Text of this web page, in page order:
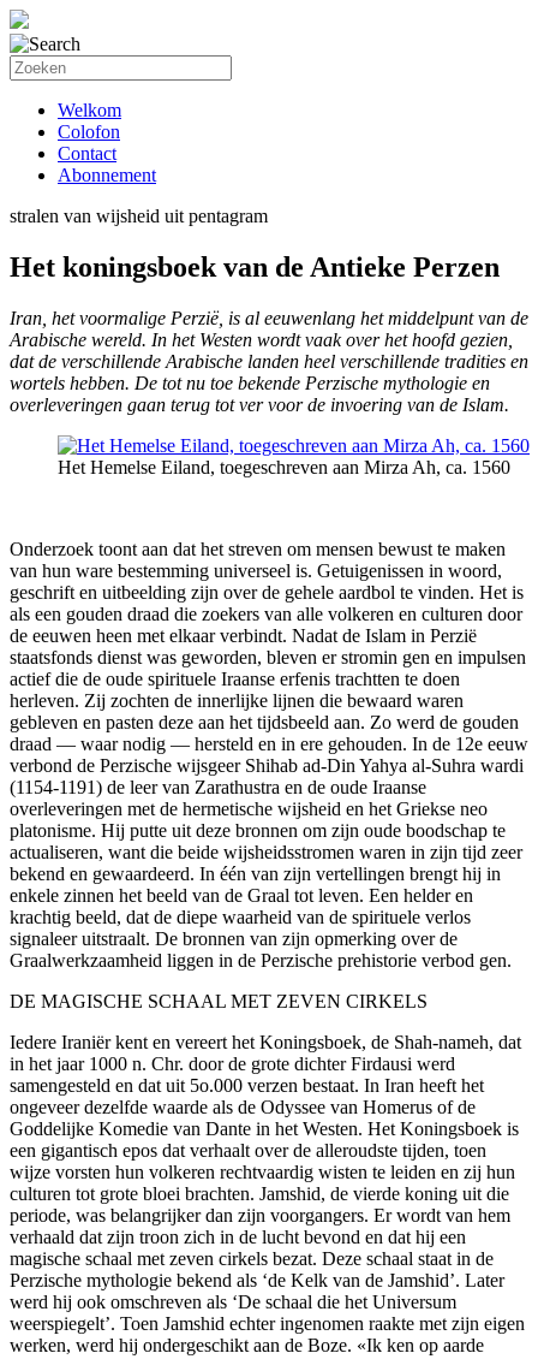
Welkom
Colofon
Contact
Abonnement
stralen van wijsheid uit pentagram
Het koningsboek van de Antieke Perzen
Iran, het voormalige Perzië, is al eeuwenlang het middelpunt van de
Arabische wereld. In het Westen wordt vaak over het hoofd gezien,
dat de verschillende Arabische landen heel verschillende tradities en
wortels hebben. De tot nu toe bekende Perzische mythologie en
overleveringen gaan terug tot ver voor de invoering van de Islam.
Het Hemelse Eiland, toegeschreven aan Mirza Ah, ca. 1560
Onderzoek toont aan dat het streven om mensen bewust te maken
van hun ware bestemming universeel is. Getuigenissen in woord,
geschrift en uitbeelding zijn over de gehele aardbol te vinden. Het is
als een gouden draad die zoekers van alle volkeren en culturen door
de eeuwen heen met elkaar verbindt. Nadat de Islam in Perzië
staatsfonds dienst was geworden, bleven er stromin gen en impulsen
actief die de oude spirituele Iraanse erfenis trachtten te doen
herleven. Zij zochten de innerlijke lijnen die bewaard waren
gebleven en pasten deze aan het tijdsbeeld aan. Zo werd de gouden
draad — waar nodig — hersteld en in ere gehouden. In de 12e eeuw
verbond de Perzische wijsgeer Shihab ad-Din Yahya al-Suhra wardi
(1154-1191) de leer van Zarathustra en de oude Iraanse
overleveringen met de hermetische wijsheid en het Griekse neo
platonisme. Hij putte uit deze bronnen om zijn oude boodschap te
actualiseren, want die beide wijsheidsstromen waren in zijn tijd zeer
bekend en gewaardeerd. In één van zijn vertellingen brengt hij in
enkele zinnen het beeld van de Graal tot leven. Een helder en
krachtig beeld, dat de diepe waarheid van de spirituele verlos
signaleer uitstraalt. De bronnen van zijn opmerking over de
Graalwerkzaamheid liggen in de Perzische prehistorie verbod gen.
DE MAGISCHE SCHAAL MET ZEVEN CIRKELS
Iedere Iraniër kent en vereert het Koningsboek, de Shah-nameh, dat
in het jaar 1000 n. Chr. door de grote dichter Firdausi werd
samengesteld en dat uit 5o.000 verzen bestaat. In Iran heeft het
ongeveer dezelfde waarde als de Odyssee van Homerus of de
Goddelijke Komedie van Dante in het Westen. Het Koningsboek is
een gigantisch epos dat verhaalt over de alleroudste tijden, toen
wijze vorsten hun volkeren rechtvaardig wisten te leiden en zij hun
culturen tot grote bloei brachten. Jamshid, de vierde koning uit die
periode, was belangrijker dan zijn voorgangers. Er wordt van hem
verhaald dat zijn troon zich in de lucht bevond en dat hij een
magische schaal met zeven cirkels bezat. Deze schaal staat in de
Perzische mythologie bekend als ‘de Kelk van de Jamshid’. Later
werd hij ook omschreven als ‘De schaal die het Universum
weerspiegelt’. Toen Jamshid echter ingenomen raakte met zijn eigen
werken, werd hij ondergeschikt aan de Boze. «Ik ken op aarde